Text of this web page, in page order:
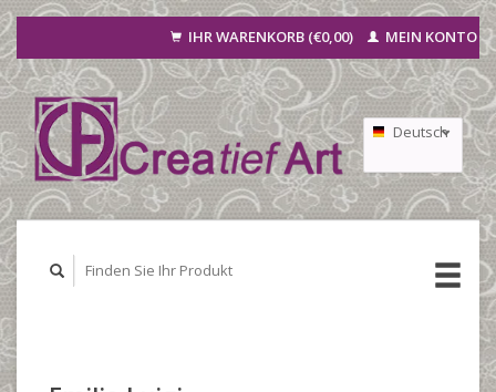
IHR WARENKORB (€0,00) MEIN KONTO
Deutsch
Nederlands